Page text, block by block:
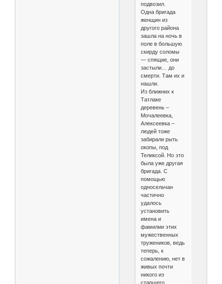
подвозил.
Одна бригада
женщин из
другого района
зашла на ночь в
поле в большую
скирду соломы
— спящие, они
застыли… до
смерти. Там их и
нашли.
Из ближних к
Татлаке
деревень –
Мочалеевка,
Алексеевка –
людей тоже
забирали рыть
окопы, под
Теликсой. Но это
была уже другая
бригада. С
помощью
односельчан
частично
удалось
установить
имена и
фамилии этих
мужественных
тружеников, ведь
теперь, к
сожалению, нет в
живых почти
никого из
старшего